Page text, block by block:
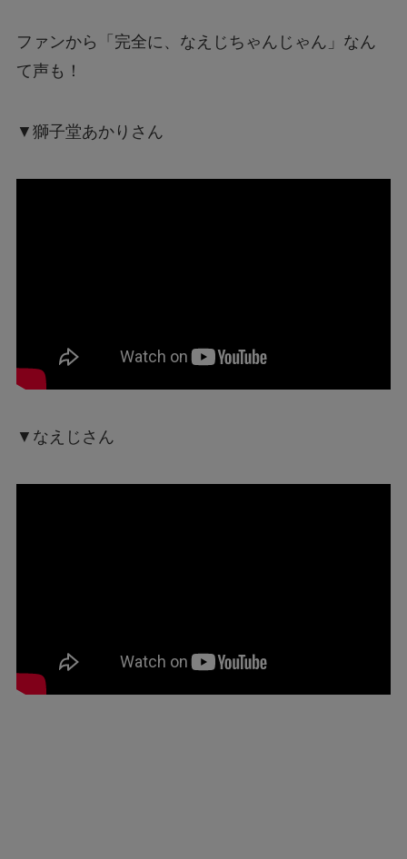
ファンから「完全に、なえじちゃんじゃん」なん
て声も！
▼獅子堂あかりさん
▼なえじさん